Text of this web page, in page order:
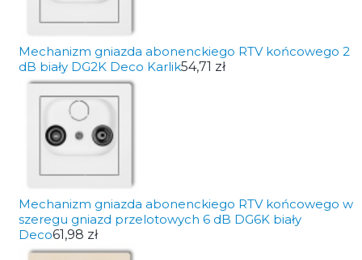
Mechanizm gniazda abonenckiego RTV końcowego 2
dB biały DG2K Deco Karlik54,71 zł
Mechanizm gniazda abonenckiego RTV końcowego w
szeregu gniazd przelotowych 6 dB DG6K biały
Deco61,98 zł